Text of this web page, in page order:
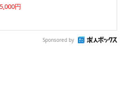
円
Sponsored by